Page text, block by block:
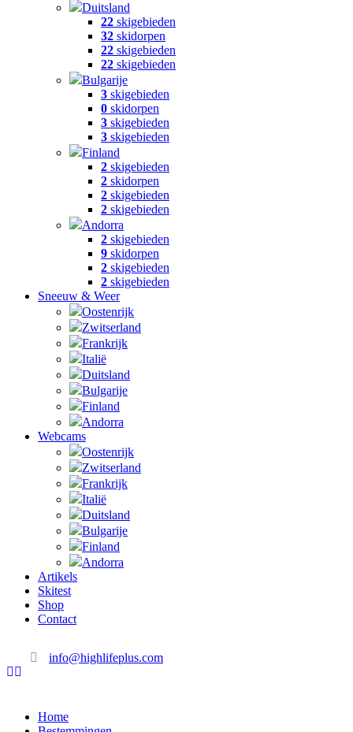
Duitsland
22 skigebieden
32 skidorpen
22 skigebieden
22 skigebieden
Bulgarije
3 skigebieden
0 skidorpen
3 skigebieden
3 skigebieden
Finland
2 skigebieden
2 skidorpen
2 skigebieden
2 skigebieden
Andorra
2 skigebieden
9 skidorpen
2 skigebieden
2 skigebieden
Sneeuw & Weer
Oostenrijk
Zwitserland
Frankrijk
Italië
Duitsland
Bulgarije
Finland
Andorra
Webcams
Oostenrijk
Zwitserland
Frankrijk
Italië
Duitsland
Bulgarije
Finland
Andorra
Artikels
Skitest
Shop
Contact
info@highlifeplus.com
Home